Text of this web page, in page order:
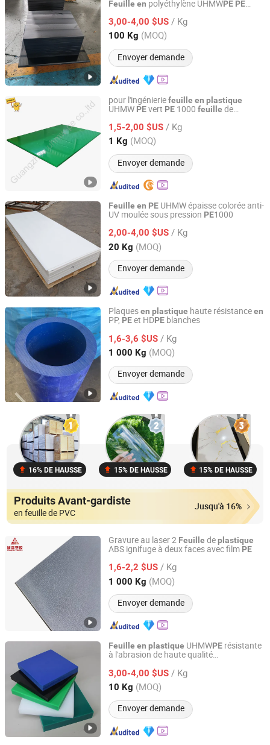
Feuille en polyéthylène UHMWPE PE
3,00-4,00 $US / Kg
100 Kg (MOQ)
Envoyer demande
Dezhou Hesheng Plastic Co., Ltd.
Shandong, China Depuis 2020
pour l'ingénieriefeuille en plastique
UHMW PEvert PE 1000 feuille de
1,5-2,00 $US / Kg
1 Kg (MOQ)
Envoyer demande
Guangzhou UHMW-PE Co., Ltd
Guangdong, China Depuis 2025
Feuille en PE UHMW épaisse colorée anti-
UV moulée sous pression PE1000
2,00-4,00 $US / Kg
20 Kg (MOQ)
Envoyer demande
Dezhou Kuhi Import & Export Co., Ltd.
Shandong, China Depuis 2022
Plaquesen plastique haute résistanceen
PP, PEet HDPE blanches
1,6-3,6 $US / Kg
1 000 Kg (MOQ)
Envoyer demande
Dongtai Shihua New Materials Technology Co., Ltd.
Jiangsu, China Depuis 2026
16% DE HAUSSE 15% DE HAUSSE 15% DE HAUSSE
Produits Avant-gardiste
en feuille de PVC
Jusqu'à 16%
Gravure au laser 2 Feuille deplastique
ABS ignifuge à deux faces avec film PE
1,6-2,2 $US / Kg
1 000 Kg (MOQ)
Envoyer demande
JIANGSU COMPOUND INTEREST TECHNOLOGY
MATERIALS CO.,LTD
Jiangsu, China Depuis 2020
Feuille en plastique UHMWPE résistante
à l'abrasion de haute qualité
3,00-4,00 $US / Kg
10 Kg (MOQ)
Envoyer demande
Dezhou Hongdayuan New Material Technology Co., Ltd.
Shandong, China Depuis 2025